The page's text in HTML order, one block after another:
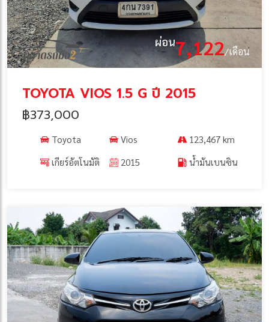
ผ่อน7,122/เดือน
TOYOTA VIOS 1.5 G ปี 2015
฿373,000
Toyota Vios
123,467 km
เกียร์อัตโนมัติ
2015 น้ำมันเบนซิน